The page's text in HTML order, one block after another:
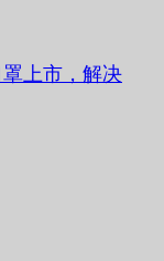
上市，解决